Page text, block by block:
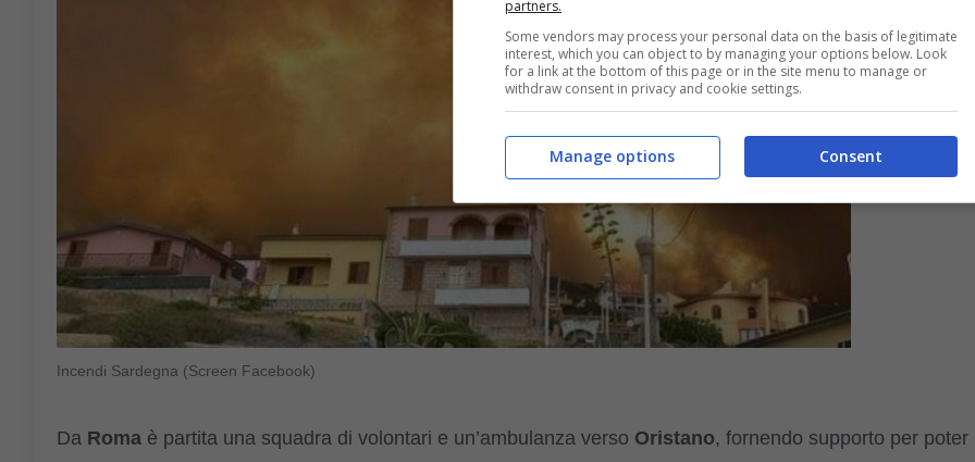
Incendi Sardegna (Screen Facebook)
Da Roma è partita una squadra di volontari e un’ambulanza verso Oristano, fornendo supporto per poter
partners.
Some vendors may process your personal data on the basis of legitimate
interest, which you can object to by managing your options below. Look
for a link at the bottom of this page or in the site menu to manage or
withdraw consent in privacy and cookie settings.
Consent
Manage options